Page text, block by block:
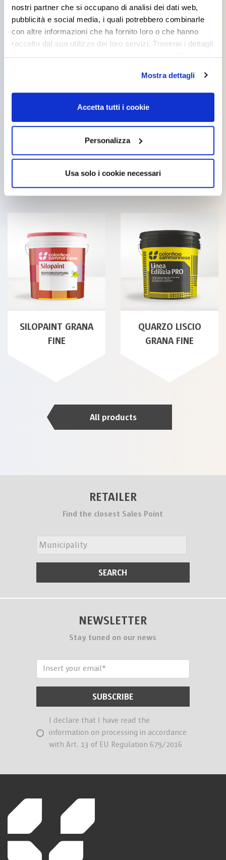
nostri partner che si occupano di analisi dei dati web,
pubblicità e social media, i quali potrebbero combinarle
con altre informazioni che ha fornito loro o che hanno
raccolto dal suo utilizzo dei loro servizi. Troverai i dettagli
cookie accettare. Per ulteriori informazioni consulta
lacookie policy.
Mostra dettagli
Accetta tutti i cookie
Personalizza
Usa solo i cookie necessari
SILOPAINT GRANA
FINE
QUARZO LISCIO
GRANA FINE
All products
RETAILER
Find the closest Sales Point
NEWSLETTER
Stay tuned on our news
I declare that I have read the
information on processing in accordance
with Art. 13 of EU Regulation 679/2016